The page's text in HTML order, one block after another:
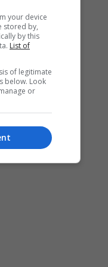
e
your device
stored by,
by this
List of
of legitimate
below. Look
or